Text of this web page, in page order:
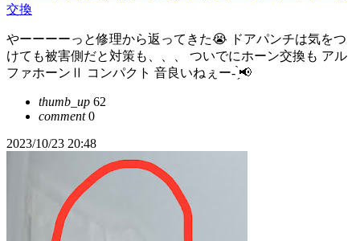
交換
やーーーーっと修理から返ってきた😭 ドアパンチは気をつ
けても被害側だと対策も、、、 ついでにホーン交換も アル
ファホーンⅡ コンパクト 音良いねぇー- ̗̀📢
thumb_up 62
comment0
2023/10/23 20:48